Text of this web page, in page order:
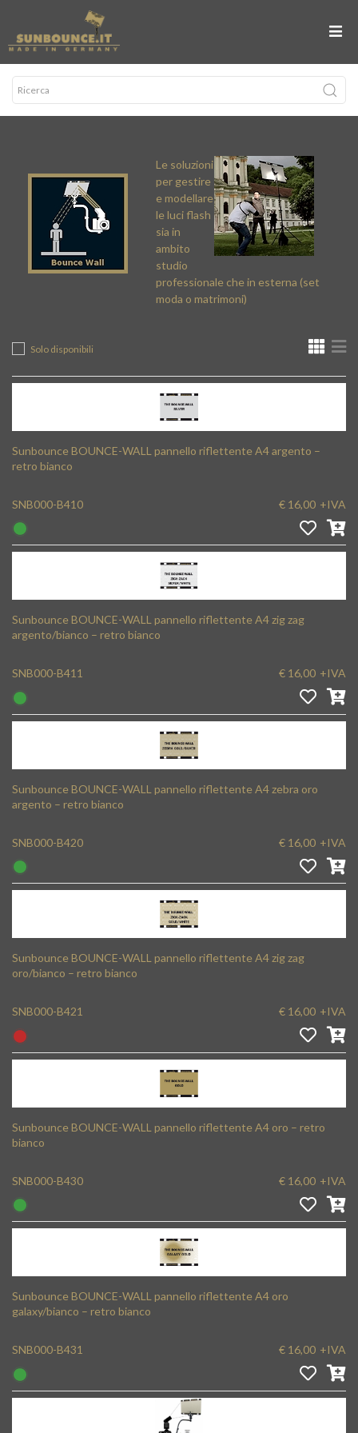
Le soluzioni
per gestire
e modellare
le luci flash
sia in
ambito
studio
professionale che in esterna (set
moda o matrimoni)
Solo disponibili
Sunbounce BOUNCE-WALL pannello riflettente A4 argento –
retro bianco
SNB000-B410 € 16,00 +IVA
Sunbounce BOUNCE-WALL pannello riflettente A4 zig zag
argento/bianco – retro bianco
SNB000-B411 € 16,00 +IVA
Sunbounce BOUNCE-WALL pannello riflettente A4 zebra oro
argento – retro bianco
SNB000-B420 € 16,00 +IVA
Sunbounce BOUNCE-WALL pannello riflettente A4 zig zag
oro/bianco – retro bianco
SNB000-B421 € 16,00 +IVA
Sunbounce BOUNCE-WALL pannello riflettente A4 oro – retro
bianco
SNB000-B430 € 16,00 +IVA
Sunbounce BOUNCE-WALL pannello riflettente A4 oro
galaxy/bianco – retro bianco
SNB000-B431 € 16,00 +IVA